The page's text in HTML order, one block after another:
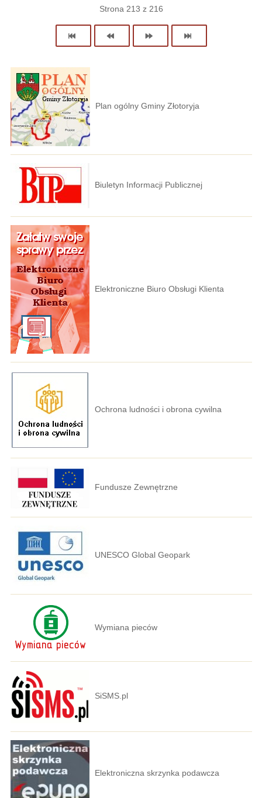
Strona 213 z 216
Plan ogólny Gminy Złotoryja
Biuletyn Informacji Publicznej
Elektroniczne Biuro Obsługi Klienta
Ochrona ludności i obrona cywilna
Fundusze Zewnętrzne
UNESCO Global Geopark
Wymiana pieców
SiSMS.pl
Elektroniczna skrzynka podawcza